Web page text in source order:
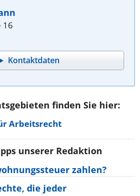
16
Kontaktdaten
finden Sie hier:
Arbeitsrecht
unserer Redaktion
zahlen?
die jeder